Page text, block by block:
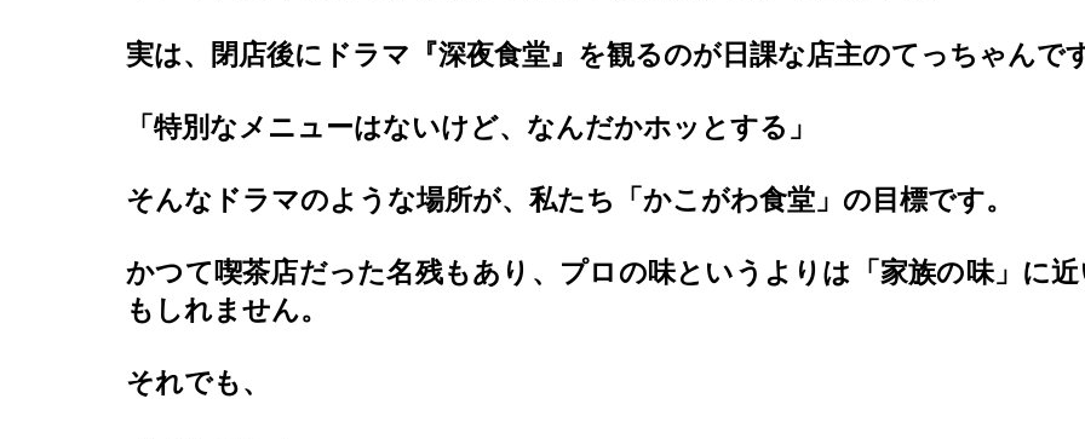
実は、閉店後にドラマ『深夜食堂』を観るのが日課な店主のてっちゃんで
「特別なメニューはないけど、なんだかホッとする」
そんなドラマのような場所が、私たち「かこがわ食堂」の目標です。
かつて喫茶店だった名残もあり、プロの味というよりは「家族の味」に
もしれません。
それでも、